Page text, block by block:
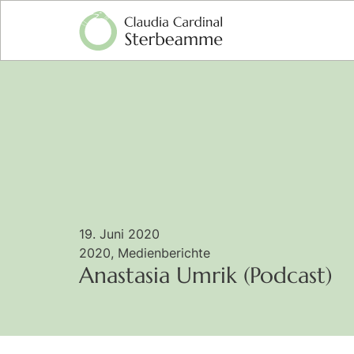
19. Juni 2020
2020, Medienberichte
Anastasia Umrik (Podcast)